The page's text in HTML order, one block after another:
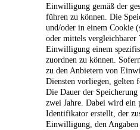
Einwilligung gemäß der
führen zu können. Die
und/oder in einem Cookie
oder mittels vergleichbarer
Einwilligung einem
zuordnen zu können.
zu den Anbietern von
Diensten vorliegen, gelten
Die Dauer der
zwei Jahre. Dabei wird ein
Identifikator erstellt, der
Einwilligung, den